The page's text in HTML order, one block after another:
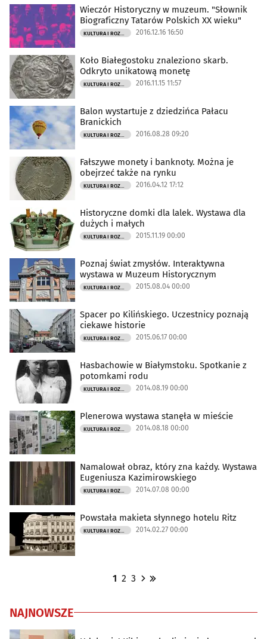
Wieczór Historyczny w muzeum. "Słownik
Biograficzny Tatarów Polskich XX wieku"
2016.12.16 16:50
Koło Białegostoku znaleziono skarb.
Odkryto unikatową monetę
2016.11.15 11:57
Balon wystartuje z dziedzińca Pałacu
Branickich
2016.08.28 09:20
Fałszywe monety i banknoty. Można je
obejrzeć także na rynku
2016.04.12 17:12
Historyczne domki dla lalek. Wystawa dla
dużych i małych
2015.11.19 00:00
Poznaj świat zmysłów. Interaktywna
wystawa w Muzeum Historycznym
2015.08.04 00:00
Spacer po Kilińskiego. Uczestnicy poznają
ciekawe historie
2015.06.17 00:00
Hasbachowie w Białymstoku. Spotkanie z
potomkami rodu
2014.08.19 00:00
Plenerowa wystawa stanęła w mieście
2014.08.18 00:00
Namalował obraz, który zna każdy. Wystawa
Eugeniusza Kazimirowskiego
2014.07.08 00:00
Powstała makieta słynnego hotelu Ritz
2014.02.27 00:00
1 2 3
NAJNOWSZE